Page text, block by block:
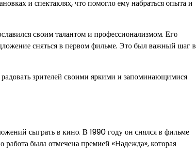
и спектаклях, что помогло ему набраться опыта и
своим талантом и профессионализмом. Его
сняться в первом фильме. Это был важный шаг в
зрителей своими яркими и запоминающимися
сыграть в кино. В 1990 году он снялся в фильме
работа была отмечена премией «Надежда», которая